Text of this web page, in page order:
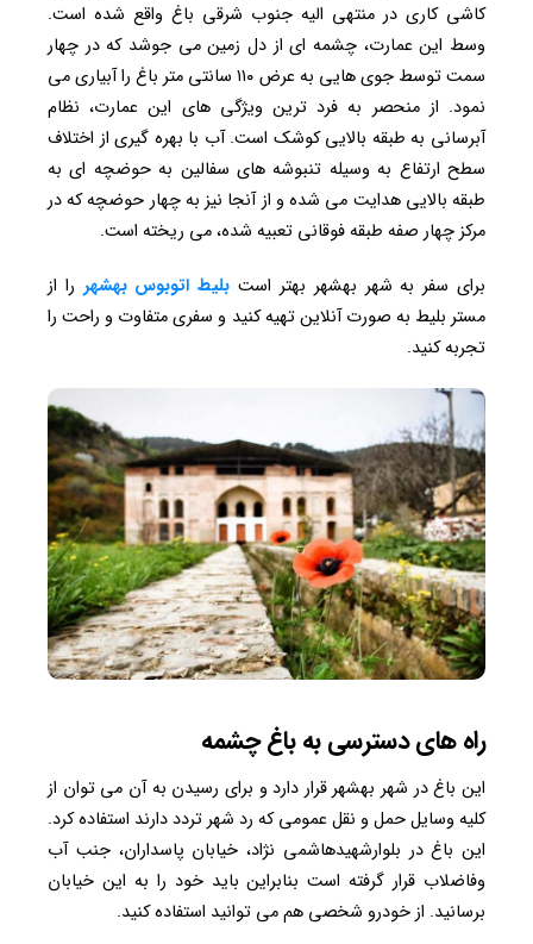
کاشی کاری در منتهی الیه جنوب شرقی باغ واقع شده است.
وسط این عمارت، چشمه ای از دل زمین می جوشد که در چهار
سمت توسط جوی هایی به عرض ۱۱۰ سانتی متر باغ را آبیاری می
نمود. از منحصر به فرد ترین ویژگی های این عمارت، نظام
آبرسانی به طبقه بالایی کوشک است. آب با بهره گیری از اختلاف
سطح ارتفاع به وسیله تنبوشه های سفالین به حوضچه ای به
طبقه بالایی هدایت می شده و از آنجا نیز به چهار حوضچه که در
مرکز چهار صفه طبقه فوقانی تعبیه شده، می ریخته است.
برای سفر به شهر بهشهر بهتر است بلیط اتوبوس بهشهر را از
مستر بلیط به صورت آنلاین تهیه کنید و سفری متفاوت و راحت را
تجربه کنید.
راه های دسترسی به باغ چشمه
این باغ در شهر بهشهر قرار دارد و برای رسیدن به آن می توان از
کلیه وسایل حمل و نقل عمومی که رد شهر تردد دارند استفاده کرد.
این باغ در بلوارشهیدهاشمی نژاد، خیابان پاسداران، جنب آب
وفاضلاب قرار گرفته است بنابراین باید خود را به این خیابان
برسانید. از خودرو شخصی هم می توانید استفاده کنید.